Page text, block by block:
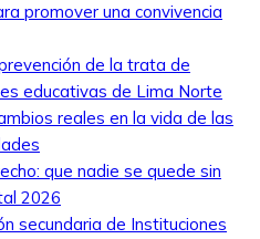
promover una convivencia
de la trata de
educativas de Lima Norte
reales en la vida de las
que nadie se quede sin
2026
secundaria de Instituciones